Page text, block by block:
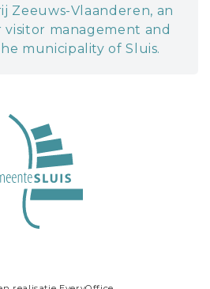
Zeeuws-Vlaanderen, an
visitor management and
municipality of Sluis.